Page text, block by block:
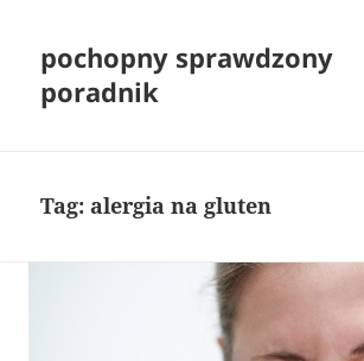
pochopny sprawdzony
poradnik
Tag: alergia na gluten